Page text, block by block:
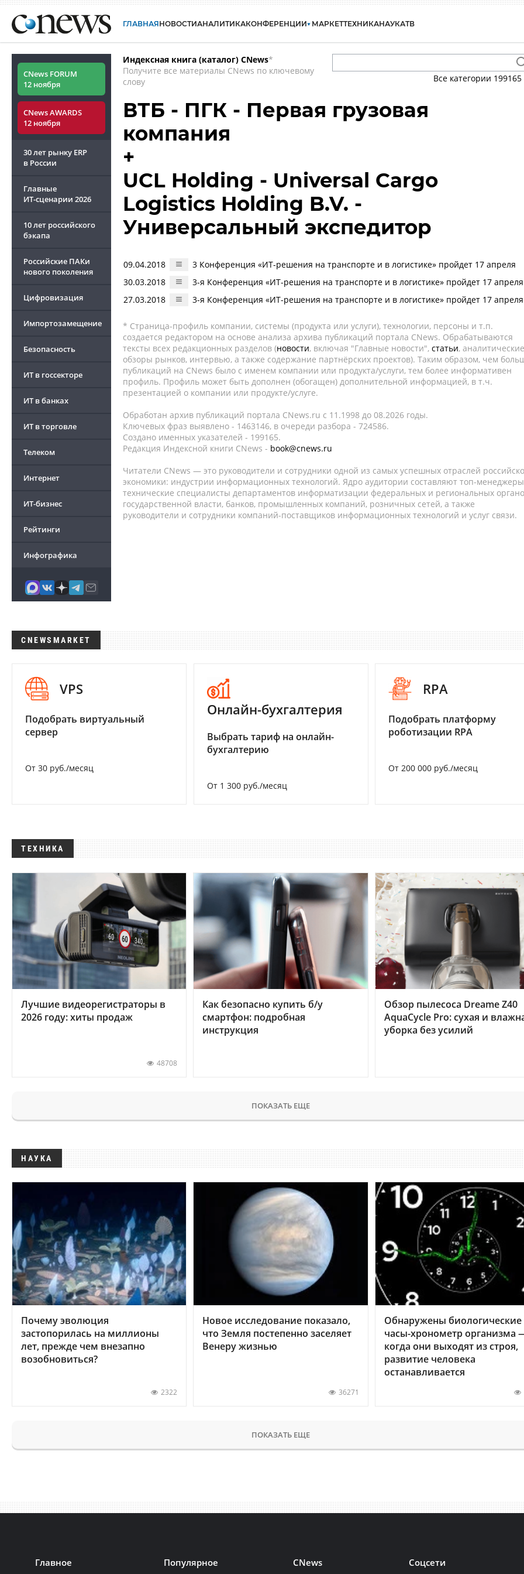
ГЛАВНАЯНОВОСТИАНАЛИТИКАКОНФЕРЕНЦИИ МАРКЕТТЕХНИКАНАУКАТВ
CNews FORUM
12 ноября
CNews AWARDS
12 ноября
30 лет рынку ERP
в России
Главные
ИТ-сценарии 2026
10 лет российского
бэкапа
Российские ПАКи
нового поколения
Цифровизация
Импортозамещение
Безопасность
ИТ в госсекторе
ИТ в банках
ИТ в торговле
Телеком
Интернет
ИТ-бизнес
Рейтинги
Инфографика
Индексная книга (каталог) CNews*
Получите все материалы CNews по ключевому
слову
Все категории 199165
ВТБ - ПГК - Первая грузовая
компания
+
UCL Holding - Universal Cargo
Logistics Holding B.V. -
Универсальный экспедитор
09.04.2018
3 Конференция «ИТ-решения на транспорте и в логистике» пройдет 17 апреля
30.03.2018
3-я Конференция «ИТ-решения на транспорте и в логистике» пройдет 17 апреля
27.03.2018
3-я Конференция «ИТ-решения на транспорте и в логистике» пройдет 17 апреля
* Страница-профиль компании, системы (продукта или услуги), технологии, персоны и т.п.
создается редактором на основе анализа архива публикаций портала CNews. Обрабатываются
тексты всех редакционных разделов (новости, включая "Главные новости", статьи, аналитические
обзоры рынков, интервью, а также содержание партнёрских проектов). Таким образом, чем
публикаций на CNews было с именем компании или продукта/услуги, тем более информативен
профиль. Профиль может быть дополнен (обогащен) дополнительной информацией, в т.ч.
презентацией о компании или продукте/услуге.
Обработан архив публикаций портала CNews.ru c 11.1998 до 08.2026 годы.
Ключевых фраз выявлено - 1463146, в очереди разбора - 724586.
Создано именных указателей - 199165.
Редакция Индексной книги CNews - book@cnews.ru
Читатели CNews — это руководители и сотрудники одной из самых успешных отраслей
экономики: индустрии информационных технологий. Ядро аудитории составляют топ-
технические специалисты департаментов информатизации федеральных и региональных
государственной власти, банков, промышленных компаний, розничных сетей, а также
руководители и сотрудники компаний-поставщиков информационных технологий и услуг связи.
CNEWSMARKET
VPS
Подобрать виртуальный
сервер
От 30 руб./месяц
Онлайн-бухгалтерия
Выбрать тариф на онлайн-
бухгалтерию
От 1 300 руб./месяц
RPA
Подобрать платформу
роботизации RPA
От 200 000 руб./месяц
ТЕХНИКА
Лучшие видеорегистраторы в
2026 году: хиты продаж
48708
Как безопасно купить б/у
смартфон: подробная
инструкция
Обзор пылесоса Dreame Z40
AquaCycle Pro: сухая и
уборка без усилий
ПОКАЗАТЬ ЕЩЕ
НАУКА
Почему эволюция
застопорилась на миллионы
лет, прежде чем внезапно
возобновиться?
2322
Новое исследование показало,
что Земля постепенно заселяет
Венеру жизнью
36271
Обнаружены биологические
часы-хронометр организма
когда они выходят из строя,
развитие человека
останавливается
ПОКАЗАТЬ ЕЩЕ
Главное Популярное CNews Соцсети